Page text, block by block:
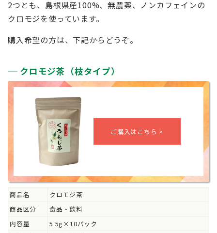
2つとも、島根県産100%、無農薬、ノンカフェインの
クロモジを使っています。
購入希望の方は、下記からどうぞ。
クロモジ茶（枝タイプ）
商品名
クロモジ茶
商品区分
食品・飲料
内容量
5.5g×10パック